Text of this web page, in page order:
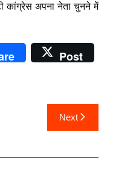
कांग्रेस अपना नेता चुनने में
Post
Next